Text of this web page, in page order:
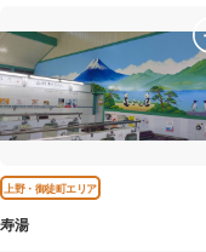
上野・御徒町エリア
寿湯